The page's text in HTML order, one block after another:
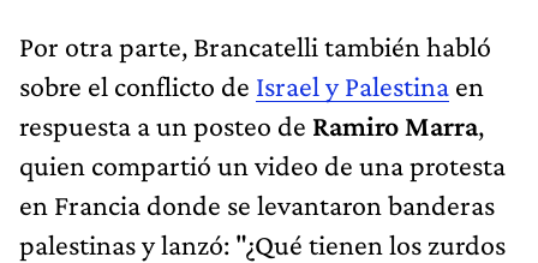
Por otra parte, Brancatelli también habló
sobre el conflicto de Israel y Palestina en
respuesta a un posteo de Ramiro Marra,
quien compartió un video de una protesta
en Francia donde se levantaron banderas
palestinas y lanzó: "¿Qué tienen los zurdos